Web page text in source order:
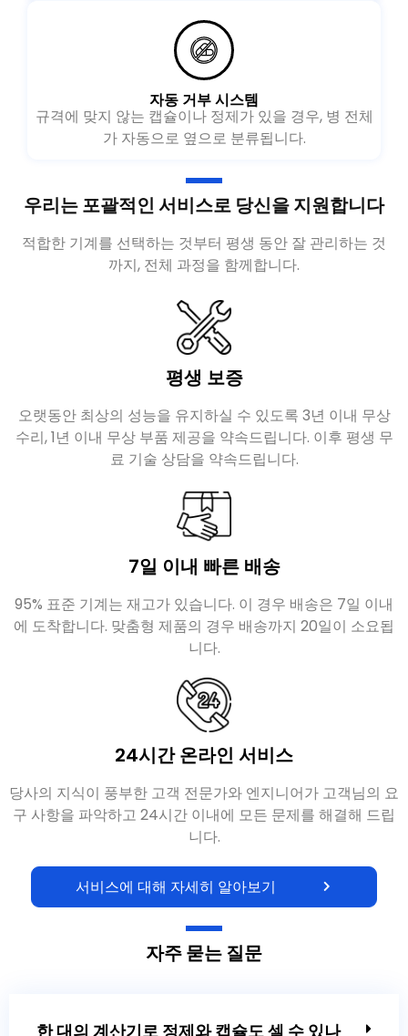
자동 거부 시스템
규격에 맞지 않는 캡슐이나 정제가 있을 경우, 병 전체
가 자동으로 옆으로 분류됩니다.
우리는 포괄적인 서비스로 당신을 지원합니다
적합한 기계를 선택하는 것부터 평생 동안 잘 관리하는 것
까지, 전체 과정을 함께합니다.
평생 보증
오랫동안 최상의 성능을 유지하실 수 있도록 3년 이내 무상
수리, 1년 이내 무상 부품 제공을 약속드립니다. 이후 평생 무
료 기술 상담을 약속드립니다.
7일 이내 빠른 배송
95% 표준 기계는 재고가 있습니다. 이 경우 배송은 7일 이내
에 도착합니다. 맞춤형 제품의 경우 배송까지 20일이 소요됩
니다.
24시간 온라인 서비스
당사의 지식이 풍부한 고객 전문가와 엔지니어가 고객님의 요
구 사항을 파악하고 24시간 이내에 모든 문제를 해결해 드립
니다.
서비스에 대해 자세히 알아보기
자주 묻는 질문
한 대의 계산기로 정제와 캡슐도 셀 수 있나